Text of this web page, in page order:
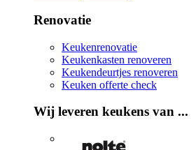
Renovatie
Keukenrenovatie
Keukenkasten renoveren
Keukendeurtjes renoveren
Keuken offerte check
Wij leveren keukens van ...